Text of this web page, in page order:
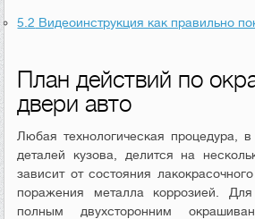
5.2 Видеоинструкция как правильно
План действий по
двери авто
Любая технологическая процедура,
деталей кузова, делится на
зависит от состояния
поражения металла коррозией.
полным двухсторонним